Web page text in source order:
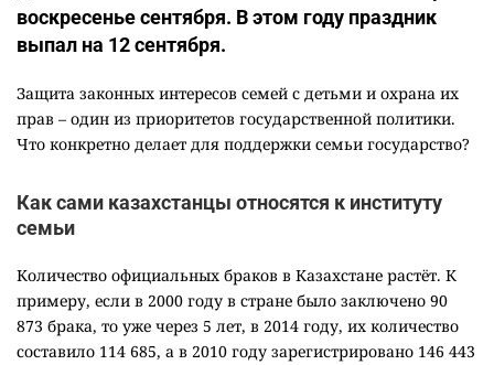
воскресенье сентября. В этом году праздник
выпал на 12 сентября.
Защита законных интересов семей с детьми и охрана их
прав – один из приоритетов государственной политики.
Что конкретно делает для поддержки семьи государство?
Как сами казахстанцы относятся к институту
семьи
Количество официальных браков в Казахстане растёт. К
примеру, если в 2000 году в стране было заключено 90
873 брака, то уже через 5 лет, в 2014 году, их количество
составило 114 685, а в 2010 году зарегистрировано 146 443